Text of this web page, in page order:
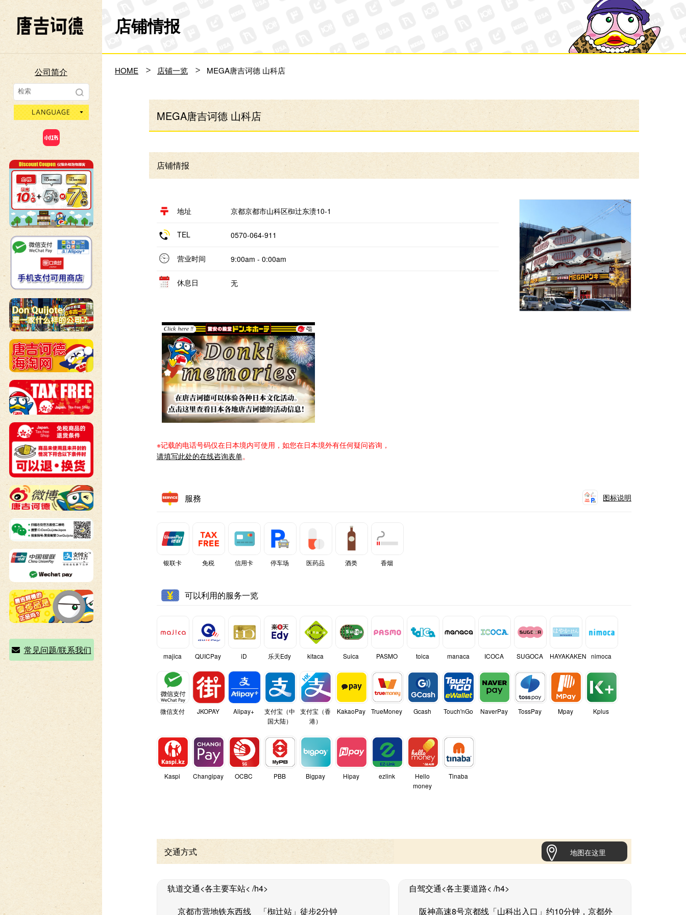
Don Quijote
公司简介
language
常见问题/联系我们
店铺情报
HOME 店铺一览 MEGA唐吉诃德 山科店
MEGA唐吉诃德 山科店
店铺情报
地址 京都京都市山科区椥辻东溃10-1
TEL 0570-064-911
营业时间 9:00am - 0:00am
休息日 无
※记载的电话号码仅在日本境内可使用，如您在日本境外有任何疑问咨询，
请填写此处的在线咨询表单。
服務 图标说明
银联卡 免税 信用卡 停车场 医药品 酒类 香烟
可以利用的服务一览
majica QUICPay iD 乐天Edy kitaca Suica PASMO toica manaca ICOCA SUGOCA HAYAKAKEN nimoca
微信支付 JKOPAY Alipay+
支付宝（中
国大陆）
支付宝（香
港）
KakaoPay TrueMoney Gcash Touch'nGo NaverPay TossPay Mpay Kplus
Kaspi Changipay OCBC PBB Bigpay Hipay ezlink
Hello
money
Tinaba
交通方式 地图在这里
轨道交通<各主要车站< /h4>
京都市营地铁东西线 「椥辻站」徒步2分钟
自驾交通<各主要道路< /h4>
阪神高速8号京都线「山科出入口」约10分钟，京都外